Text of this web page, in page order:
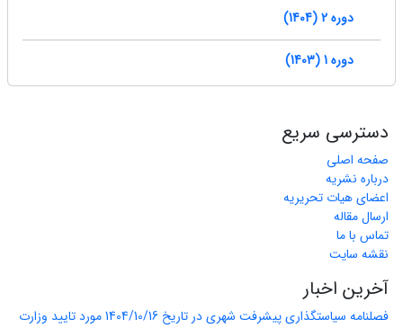
دوره 2 (1404)
دوره 1 (1403)
دسترسی سریع
صفحه اصلی
درباره نشریه
اعضای هیات تحریریه
ارسال مقاله
تماس با ما
نقشه سایت
آخرین اخبار
فصلنامه سیاستگذاری پیشرفت شهری در تاریخ 1404/10/16 مورد تایید وزارت